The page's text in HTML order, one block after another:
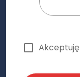
Akceptuję